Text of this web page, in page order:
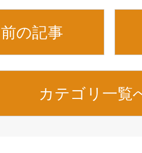
前の記事
カテゴリ一覧